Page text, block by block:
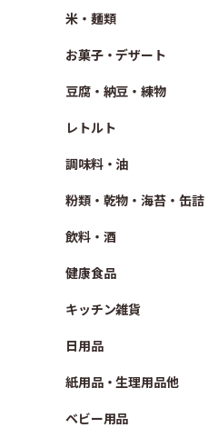
米・麺類
お菓子・デザート
豆腐・納豆・練物
レトルト
調味料・油
粉類・乾物・海苔・缶詰
飲料・酒
健康食品
キッチン雑貨
日用品
紙用品・生理用品他
ベビー用品